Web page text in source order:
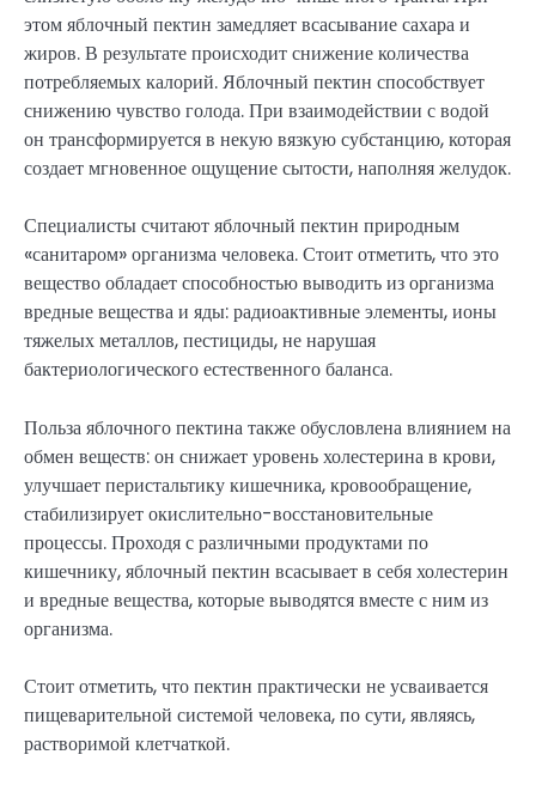
этом яблочный пектин замедляет всасывание сахара и
жиров. В результате происходит снижение количества
потребляемых калорий. Яблочный пектин способствует
снижению чувство голода. При взаимодействии с водой
он трансформируется в некую вязкую субстанцию, которая
создает мгновенное ощущение сытости, наполняя желудок.
Специалисты считают яблочный пектин природным
«санитаром» организма человека. Стоит отметить, что это
вещество обладает способностью выводить из организма
вредные вещества и яды: радиоактивные элементы, ионы
тяжелых металлов, пестициды, не нарушая
бактериологического естественного баланса.
Польза яблочного пектина также обусловлена влиянием на
обмен веществ: он снижает уровень холестерина в крови,
улучшает перистальтику кишечника, кровообращение,
стабилизирует окислительно-восстановительные
процессы. Проходя с различными продуктами по
кишечнику, яблочный пектин всасывает в себя холестерин
и вредные вещества, которые выводятся вместе с ним из
организма.
Стоит отметить, что пектин практически не усваивается
пищеварительной системой человека, по сути, являясь,
растворимой клетчаткой.